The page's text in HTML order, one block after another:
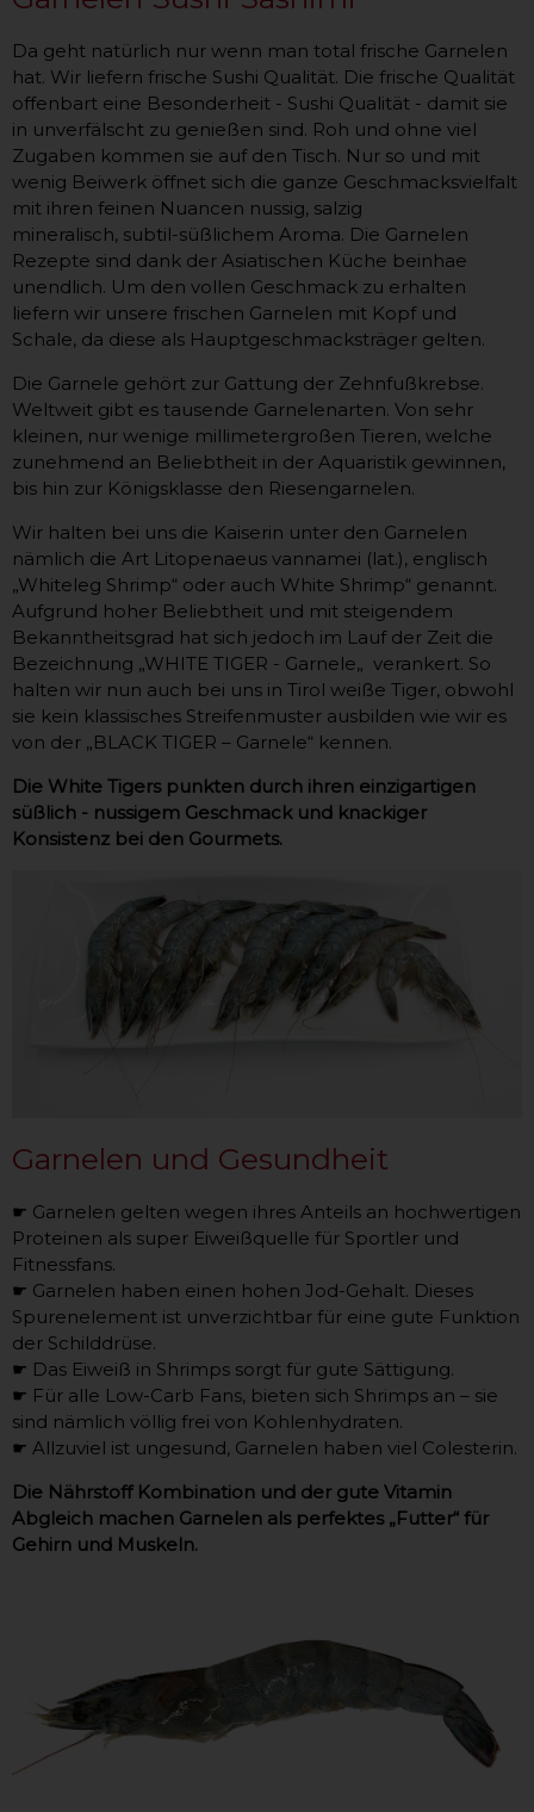
Da geht natürlich nur wenn man total frische Garnelen
hat. Wir liefern frische Sushi Qualität. Die frische Qualität
offenbart eine Besonderheit - Sushi Qualität - damit sie
in unverfälscht zu genießen sind. Roh und ohne viel
Zugaben kommen sie auf den Tisch. Nur so und mit
wenig Beiwerk öffnet sich die ganze Geschmacksvielfalt
mit ihren feinen Nuancen nussig, salzig
mineralisch, subtil-süßlichem Aroma. Die Garnelen
Rezepte sind dank der Asiatischen Küche beinhae
unendlich. Um den vollen Geschmack zu erhalten
liefern wir unsere frischen Garnelen mit Kopf und
Schale, da diese als Hauptgeschmacksträger gelten.
Die Garnele gehört zur Gattung der Zehnfußkrebse.
Weltweit gibt es tausende Garnelenarten. Von sehr
kleinen, nur wenige millimetergroßen Tieren, welche
zunehmend an Beliebtheit in der Aquaristik gewinnen,
bis hin zur Königsklasse den Riesengarnelen.
Wir halten bei uns die Kaiserin unter den Garnelen
nämlich die Art Litopenaeus vannamei (lat.), englisch
„Whiteleg Shrimp“ oder auch White Shrimp“ genannt.
Aufgrund hoher Beliebtheit und mit steigendem
Bekanntheitsgrad hat sich jedoch im Lauf der Zeit die
Bezeichnung „WHITE TIGER - Garnele„ verankert. So
halten wir nun auch bei uns in Tirol weiße Tiger, obwohl
sie kein klassisches Streifenmuster ausbilden wie wir es
von der „BLACK TIGER – Garnele“ kennen.
Die White Tigers punkten durch ihren einzigartigen
süßlich - nussigem Geschmack und knackiger
Konsistenz bei den Gourmets.
Garnelen und Gesundheit
☛ Garnelen gelten wegen ihres Anteils an hochwertigen
Proteinen als super Eiweißquelle für Sportler und
Fitnessfans.
☛ Garnelen haben einen hohen Jod-Gehalt. Dieses
Spurenelement ist unverzichtbar für eine gute Funktion
der Schilddrüse.
☛ Das Eiweiß in Shrimps sorgt für gute Sättigung.
☛ Für alle Low-Carb Fans, bieten sich Shrimps an – sie
sind nämlich völlig frei von Kohlenhydraten.
☛ Allzuviel ist ungesund, Garnelen haben viel Colesterin.
Die Nährstoff Kombination und der gute Vitamin
Abgleich machen Garnelen als perfektes „Futter“ für
Gehirn und Muskeln.